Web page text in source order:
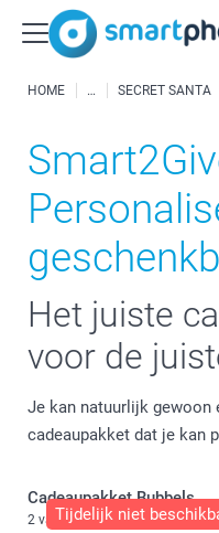
HOME SECRET SANTA
Het juiste
voor de
Je kan natuurlijk gewoon
cadeaupakket dat je kan
Tijdelijk niet
Cadeaupakket Bubbels
2 varianten